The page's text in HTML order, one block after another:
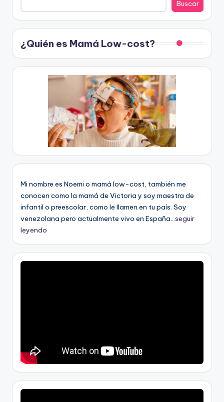
Buscar
¿Quién es Mamá Low-cost?
Mi nombre es Noemi o mamá low-cost, también me
conocen como la mamá de Victoria y soy maestra de
infantil o preescolar, como le llamen en tu país. Soy
venezolana pero actualmente vivo en España...seguir
leyendo